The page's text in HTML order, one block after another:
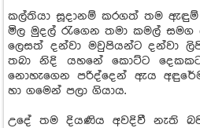
කල්තියා සූදානම් කරගත් තම
මිල මුදල් රැගෙන තමා කමල්
ලෙසත් දන්වා මවුපියන්ට දන්වා
තබා නිදි යහනේ කොට්ට
නොහැගෙන පරිද්දෙන් ඇය
හා ගමෙන් පලා ගියාය.
උදේ තම දියණිය අවදිවී නැති